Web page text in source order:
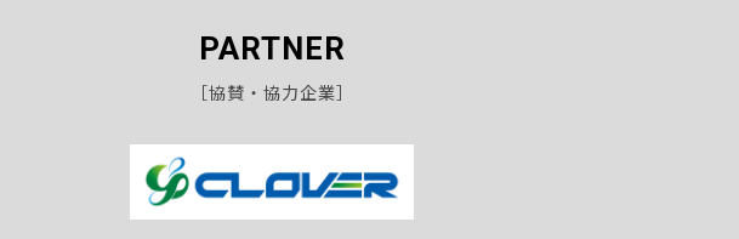
PARTNER
［協賛・協力企業］